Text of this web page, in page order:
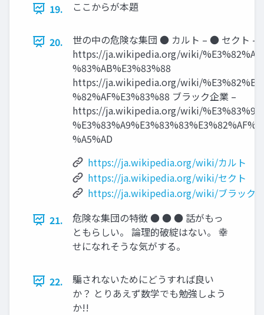
19. ここからが本題
20.
世の中の危険な集団 ● カルト – ● セクト –
https://ja.wikipedia.org/wiki/
%83%AB%E3%83%88
https://ja.wikipedia.org/wiki/
%82%AF%E3%83%88 ブラック企業 –
https://ja.wikipedia.org/wiki/%E3%83%96
%A5%AD
https://ja.wikipedia.org/wiki/カルト
https://ja.wikipedia.org/wiki/セクト
https://ja.wikipedia.org/wiki/ブラック
21.
危険な集団の特徴 ● ● ● 話がもっ
ともらしい。 論理的破綻はない。 幸
せになれそうな気がする。
22.
騙されないためにどうすれば良い
か？ とりあえず数学でも勉強しよう
か!!